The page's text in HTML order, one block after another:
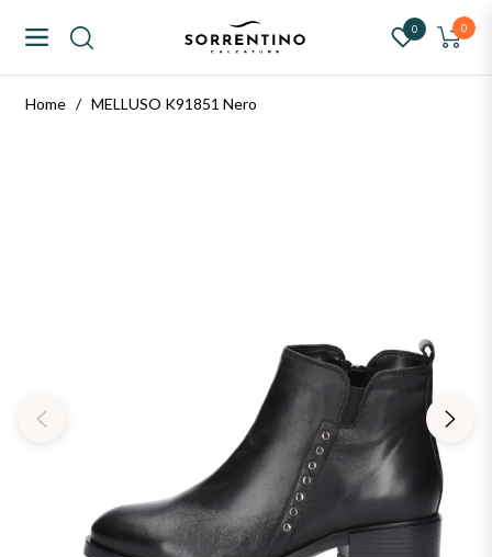
Navigation Calzature 0
Carrello
0
Home / MELLUSO K91851 Nero